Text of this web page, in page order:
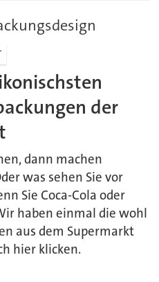
der
dann machen
was sehen Sie vor
Sie Coca-Cola oder
haben einmal die wohl
aus dem Supermarkt
hier klicken.